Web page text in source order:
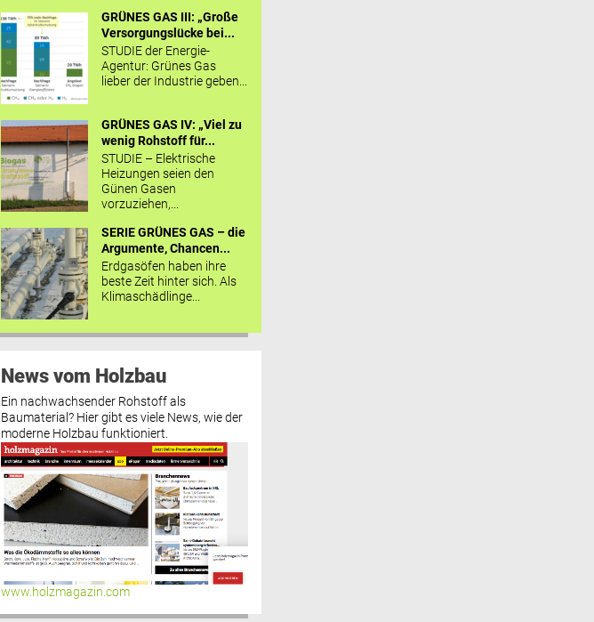
GRÜNES GAS III: „Große
Versorgungslücke bei...
STUDIE der Energie-
Agentur: Grünes Gas
lieber der Industrie geben...
GRÜNES GAS IV: „Viel zu
wenig Rohstoff für...
STUDIE – Elektrische
Heizungen seien den
Günen Gasen
vorzuziehen,...
SERIE GRÜNES GAS – die
Argumente, Chancen...
Erdgasöfen haben ihre
beste Zeit hinter sich. Als
Klimaschädlinge...
News vom Holzbau
Ein nachwachsender Rohstoff als
Baumaterial? Hier gibt es viele News, wie der
moderne Holzbau funktioniert.
www.holzmagazin.com